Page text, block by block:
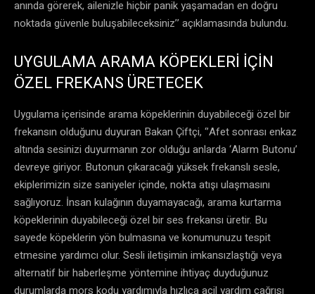
anında görerek, ailenizle hiçbir panik yaşamadan en doğru
noktada güvenle buluşabileceksiniz’’ açıklamasında bulundu.
UYGULAMA ARAMA KÖPEKLERİ İÇİN
ÖZEL FREKANS ÜRETECEK
Uygulama içerisinde arama köpeklerinin duyabileceği özel bir
frekansın olduğunu duyuran Bakan Çiftçi, ‘’Afet sonrası enkaz
altında sesinizi duyurmanın zor olduğu anlarda ‘Alarm Butonu’
devreye giriyor. Butonun çıkaracağı yüksek frekanslı sesle,
ekiplerimizin size saniyeler içinde, nokta atışı ulaşmasını
sağlıyoruz. İnsan kulağının duyamayacağı, arama kurtarma
köpeklerinin duyabileceği özel bir ses frekansı üretir. Bu
sayede köpeklerin yön bulmasına ve konumunuzu tespit
etmesine yardımcı olur. Sesli iletişimin imkansızlaştığı veya
alternatif bir haberleşme yöntemine ihtiyaç duyduğunuz
durumlarda mors kodu yardımıyla hızlıca acil yardım çağrısı